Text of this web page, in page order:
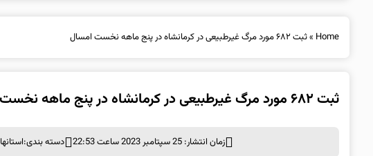
Home
»ثبت ۶٨٢ مورد مرگ غیرطبیعی در کرمانشاه در پنج ماهه نخست امسال
ثبت ۶٨٢ مورد مرگ غیرطبیعی در کرمانشاه در پنج ماهه نخست امسال
زمان انتشار: 25 سپتامبر 2023 ساعت 22:53 دسته بندی:استانها